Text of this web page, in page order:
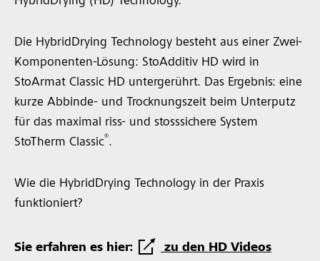
Die HybridDrying Technology besteht aus einer Zwei-
Komponenten-Lösung: StoAdditiv HD wird in
StoArmat Classic HD untergerührt. Das Ergebnis: eine
kurze Abbinde- und Trocknungszeit beim Unterputz
für das maximal riss- und stosssichere System
StoTherm Classic®.
Wie die HybridDrying Technology in der Praxis
funktioniert?
Sie erfahren es hier: zu den HD Videos